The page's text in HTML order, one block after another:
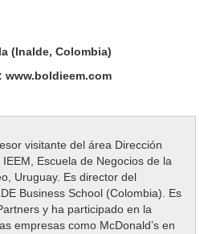
(Inalde, Colombia)
www.boldieem.com
visitante del área Dirección
Escuela de Negocios de la
Uruguay. Es director del
Business School (Colombia). Es
y ha participado en la
empresas como McDonald’s en